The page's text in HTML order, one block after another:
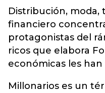
Distribución, moda,
financiero
protagonistas del
ricos que elabora
económicas les
Millonarios es un